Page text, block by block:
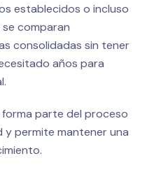
establecidos o incluso
comparan
consolidadas sin tener
años para
parte del proceso
y permite mantener una